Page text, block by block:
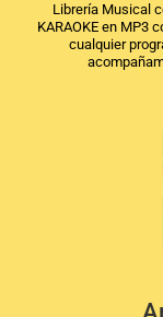
Librería Musical
KARAOKE en MP3
cualquier